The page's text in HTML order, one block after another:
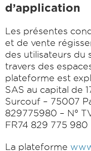
d’application
Les présentes
et de vente
des utilisateurs du
travers des
plateforme est
SAS au capital de
Surcouf – 75007
829775980 – N°
FR74 829 775 980
La plateforme